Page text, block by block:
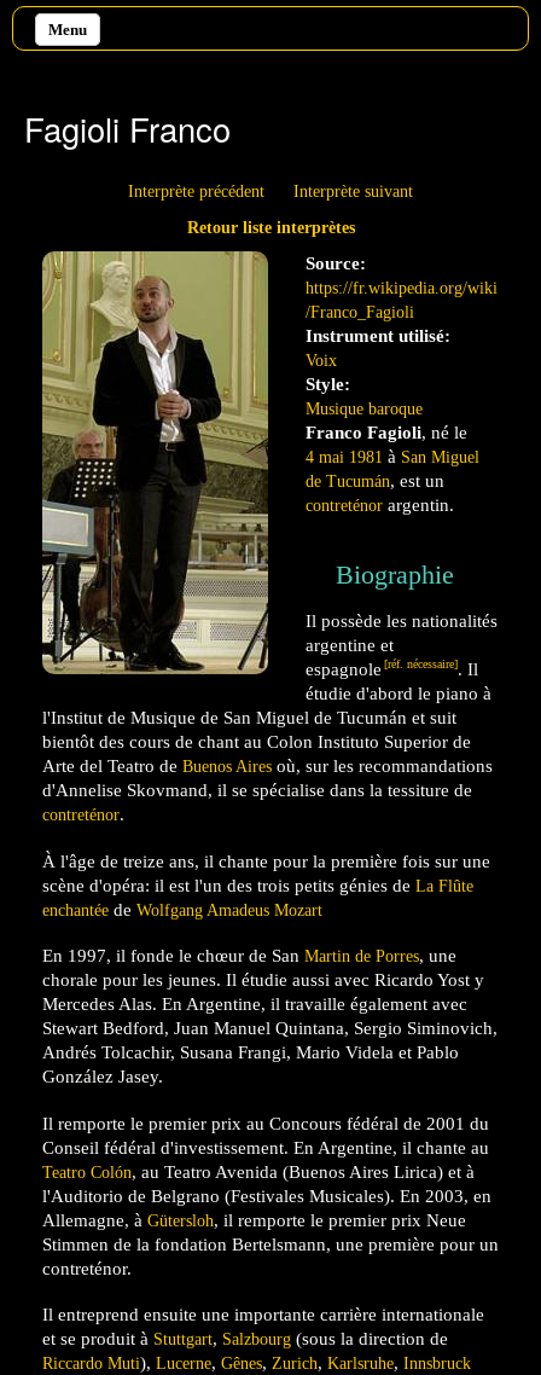
Menu
Fagioli Franco
Interprète précédent Interprète suivant
Retour liste interprètes
Source:
https://fr.wikipedia.org/wiki
/Franco_Fagioli
Instrument utilisé:
Voix
Style:
Musique baroque
Franco Fagioli, né le
4 mai 1981 à San Miguel
de Tucumán, est un
contreténorargentin.
Biographie
Il possède les nationalités
argentine et
espagnole [réf. nécessaire]. Il
étudie d'abord le piano à
l'Institut de Musique de San Miguel de Tucumán et suit
bientôt des cours de chant au Colon Instituto Superior de
Arte del Teatro de Buenos Aires où, sur les recommandations
d'Annelise Skovmand, il se spécialise dans la tessiture de
contreténor.
À l'âge de treize ans, il chante pour la première fois sur une
scène d'opéra: il est l'un des trois petits génies de La Flûte
enchantée de Wolfgang Amadeus Mozart
En 1997, il fonde le chœur de San Martin de Porres, une
chorale pour les jeunes. Il étudie aussi avec Ricardo Yost y
Mercedes Alas. En Argentine, il travaille également avec
Stewart Bedford, Juan Manuel Quintana, Sergio Siminovich,
Andrés Tolcachir, Susana Frangi, Mario Videla et Pablo
González Jasey.
Il remporte le premier prix au Concours fédéral de 2001 du
Conseil fédéral d'investissement. En Argentine, il chante au
Teatro Colón, au Teatro Avenida (Buenos Aires Lirica) et à
l'Auditorio de Belgrano (Festivales Musicales). En 2003, en
Allemagne, à Gütersloh, il remporte le premier prix Neue
Stimmen de la fondation Bertelsmann, une première pour un
contreténor.
Il entreprend ensuite une importante carrière internationale
et se produit à Stuttgart, Salzbourg (sous la direction de
Riccardo Muti), Lucerne, Gênes, Zurich, Karlsruhe, Innsbruck